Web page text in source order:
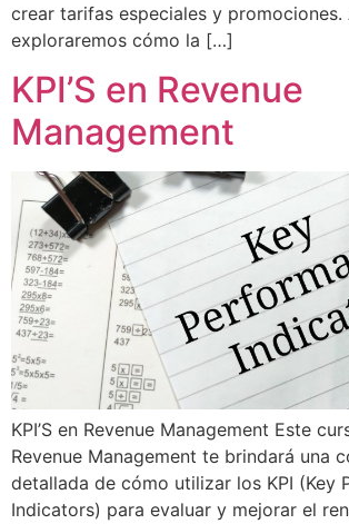
crear tarifas especiales y promociones.
exploraremos cómo la […]
KPI’S en Revenue
Management
KPI’S en Revenue Management Este
Revenue Management te brindará una
detallada de cómo utilizar los KPI (Key
Indicators) para evaluar y mejorar el